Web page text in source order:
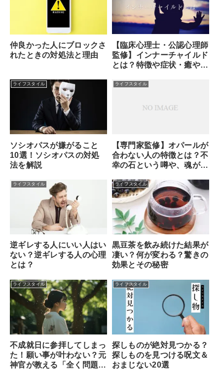
仲良かった人にブロックさ
れたときの対処法と理由
【臨床心理士・公認心理師
監修】インナーチャイルド
とは？特徴や症状・癒やし
方
ライフスタイル
ソシオパスが嫌がること
10選！ソシオパスの対処
法を解説
ライフスタイル
【専門家監修】オパールが
合わない人の特徴とは？不
幸の石という噂や、魂が求
ライフスタイル
逆ギレする人にいい人はい
ない？逆ギレする人の心理
とは？
ライフスタイル
黒豆茶を飲み続けた結果が
凄い？何が変わる？驚きの
効果とその秘密
ライフスタイル
不成就日に参拝してしまっ
た！願い事が叶わない？元
神官が教える「全く問題な
ライフスタイル
探しものが絶対見つかる？
探しものを見つける呪文＆
おまじない20選